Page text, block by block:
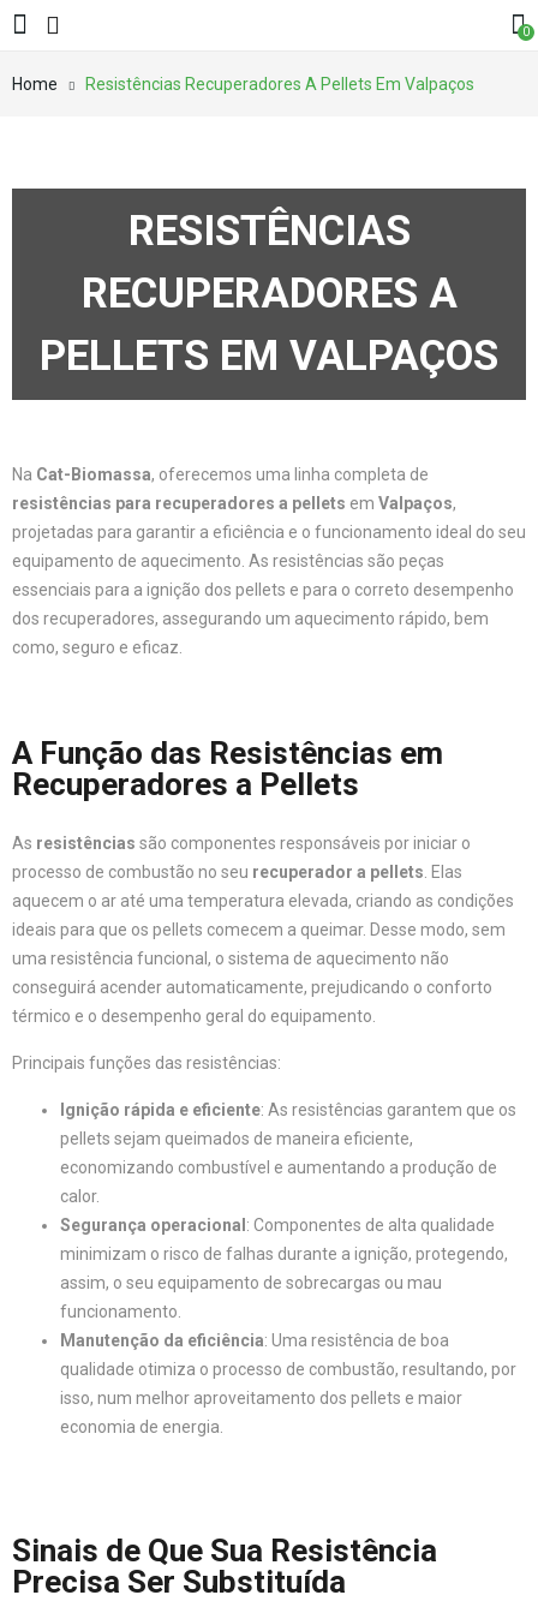
0
Home Resistências Recuperadores A Pellets Em Valpaços
RESISTÊNCIAS
RECUPERADORES A
PELLETS EM VALPAÇOS
Na Cat-Biomassa, oferecemos uma linha completa de
resistências para recuperadores a pellets em Valpaços,
projetadas para garantir a eficiência e o funcionamento ideal do seu
equipamento de aquecimento. As resistências são peças
essenciais para a ignição dos pellets e para o correto desempenho
dos recuperadores, assegurando um aquecimento rápido, bem
como, seguro e eficaz.
A Função das Resistências em
Recuperadores a Pellets
As resistências são componentes responsáveis por iniciar o
processo de combustão no seu recuperador a pellets . Elas
aquecem o ar até uma temperatura elevada, criando as condições
ideais para que os pellets comecem a queimar. Desse modo, sem
uma resistência funcional, o sistema de aquecimento não
conseguirá acender automaticamente, prejudicando o conforto
térmico e o desempenho geral do equipamento.
Principais funções das resistências:
Ignição rápida e eficiente: As resistências garantem que os
pellets sejam queimados de maneira eficiente,
economizando combustível e aumentando a produção de
calor.
Segurança operacional : Componentes de alta qualidade
minimizam o risco de falhas durante a ignição, protegendo,
assim, o seu equipamento de sobrecargas ou mau
funcionamento.
Manutenção da eficiência: Uma resistência de boa
qualidade otimiza o processo de combustão, resultando, por
isso, num melhor aproveitamento dos pellets e maior
economia de energia.
Sinais de Que Sua Resistência
Precisa Ser Substituída